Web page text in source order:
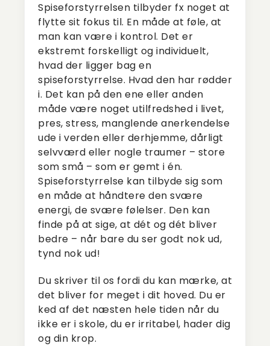
Spiseforstyrrelsen tilbyder fx noget at
flytte sit fokus til. En måde at føle, at
man kan være i kontrol. Det er
ekstremt forskelligt og individuelt,
hvad der ligger bag en
spiseforstyrrelse. Hvad den har rødder
i. Det kan på den ene eller anden
måde være noget utilfredshed i livet,
pres, stress, manglende anerkendelse
ude i verden eller derhjemme, dårligt
selvværd eller nogle traumer – store
som små – som er gemt i én.
Spiseforstyrrelse kan tilbyde sig som
en måde at håndtere den svære
energi, de svære følelser. Den kan
finde på at sige, at dét og dét bliver
bedre – når bare du ser godt nok ud,
tynd nok ud!
Du skriver til os fordi du kan mærke, at
det bliver for meget i dit hoved. Du er
ked af det næsten hele tiden når du
ikke er i skole, du er irritabel, hader dig
og din krop.